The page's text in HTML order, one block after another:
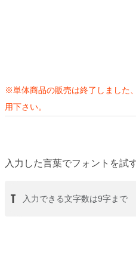
※単体商品の販売は終了しました
用下さい。
入力した言葉でフォントを試